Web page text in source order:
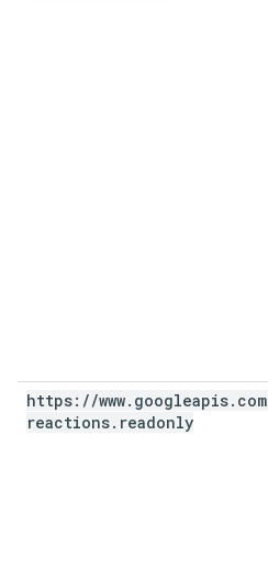
https: //www. googleapis. com
reactions. readonly